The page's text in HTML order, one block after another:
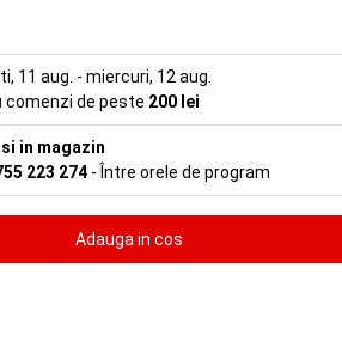
11 aug. - miercuri, 12 aug.
comenzi de peste 200 lei
in magazin
223 274 - Între orele de program